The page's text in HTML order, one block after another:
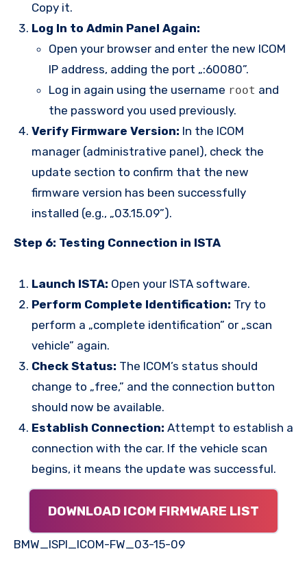
Copy it.
Log In to Admin Panel Again:
Open your browser and enter the new ICOM
IP address, adding the port „:60080”.
Log in again using the username root and
the password you used previously.
Verify Firmware Version: In the ICOM
manager (administrative panel), check the
update section to confirm that the new
firmware version has been successfully
installed (e.g., „03.15.09”).
Step 6: Testing Connection in ISTA
Launch ISTA: Open your ISTA software.
Perform Complete Identification: Try to
perform a „complete identification” or „scan
vehicle” again.
Check Status: The ICOM’s status should
change to „free,” and the connection button
should now be available.
Establish Connection: Attempt to establish a
connection with the car. If the vehicle scan
begins, it means the update was successful.
DOWNLOAD ICOM FIRMWARE LIST
BMW_ISPI_ICOM-FW_03-15-09